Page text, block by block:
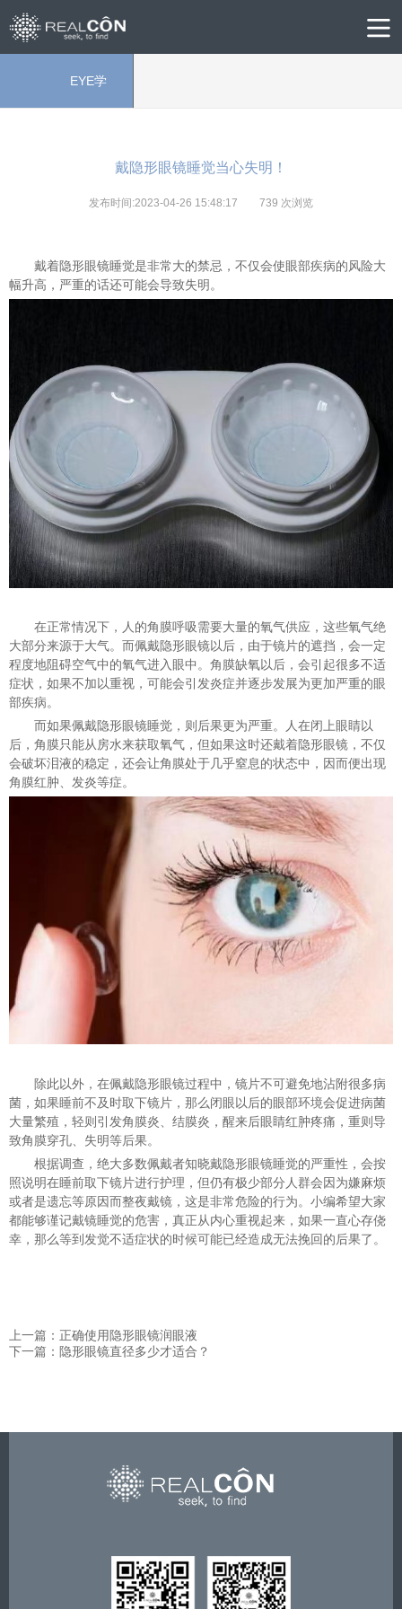
EYE学
戴隐形眼镜睡觉当心失明！
发布时间:2023-04-26 15:48:17 739 次浏览
戴着隐形眼镜睡觉是非常大的禁忌，不仅会使眼部疾病的风险大
幅升高，严重的话还可能会导致失明。
在正常情况下，人的角膜呼吸需要大量的氧气供应，这些氧气绝
大部分来源于大气。而佩戴隐形眼镜以后，由于镜片的遮挡，会一定
程度地阻碍空气中的氧气进入眼中。角膜缺氧以后，会引起很多不适
症状，如果不加以重视，可能会引发炎症并逐步发展为更加严重的眼
部疾病。
而如果佩戴隐形眼镜睡觉，则后果更为严重。人在闭上眼睛以
后，角膜只能从房水来获取氧气，但如果这时还戴着隐形眼镜，不仅
会破坏泪液的稳定，还会让角膜处于几乎窒息的状态中，因而便出现
角膜红肿、发炎等症。
除此以外，在佩戴隐形眼镜过程中，镜片不可避免地沾附很多病
菌，如果睡前不及时取下镜片，那么闭眼以后的眼部环境会促进病菌
大量繁殖，轻则引发角膜炎、结膜炎，醒来后眼睛红肿疼痛，重则导
致角膜穿孔、失明等后果。
根据调查，绝大多数佩戴者知晓戴隐形眼镜睡觉的严重性，会按
照说明在睡前取下镜片进行护理，但仍有极少部分人群会因为嫌麻烦
或者是遗忘等原因而整夜戴镜，这是非常危险的行为。小编希望大家
都能够谨记戴镜睡觉的危害，真正从内心重视起来，如果一直心存侥
幸，那么等到发觉不适症状的时候可能已经造成无法挽回的后果了。
上一篇：正确使用隐形眼镜润眼液
下一篇：隐形眼镜直径多少才适合？